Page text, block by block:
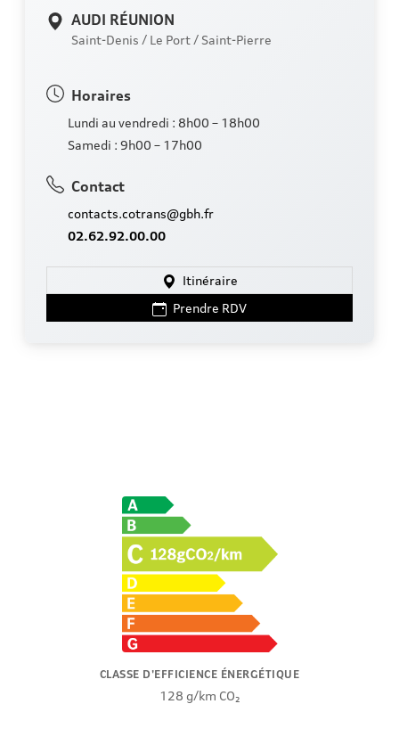
Assistant régulation des feux de route automatique
Hayon à ouverture électrique
AUDI RÉUNION
Saint-Denis / Le Port / Saint-Pierre
Horaires
Lundi au vendredi : 8h00 – 18h00
Samedi : 9h00 – 17h00
Contact
contacts.cotrans@gbh.fr
02.62.92.00.00
Itinéraire
Prendre RDV
CLASSE D'EFFICIENCE ÉNERGÉTIQUE
128 g/km CO₂